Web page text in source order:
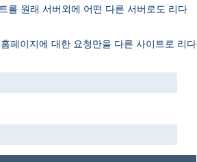
를 원래 서버외에 어떤 다른 서버로도 리다
페이지에 대한 요청만을 다른 사이트로 리다